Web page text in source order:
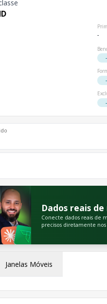
-
-
-
-
Dados reais
Conecte dados reais de
precisos diretamente
Janelas Móveis